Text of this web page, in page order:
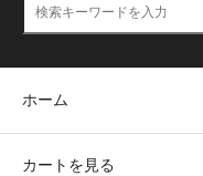
ホーム
カートを見る